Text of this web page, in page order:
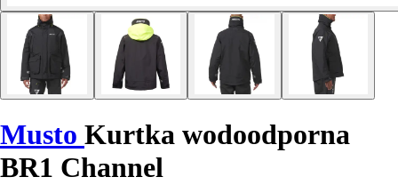
Musto Kurtka wodoodporna
BR1 Channel